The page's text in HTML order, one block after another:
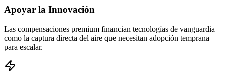
Apoyar la Innovación
Las compensaciones premium financian tecnologías de vanguardia
como la captura directa del aire que necesitan adopción temprana
para escalar.